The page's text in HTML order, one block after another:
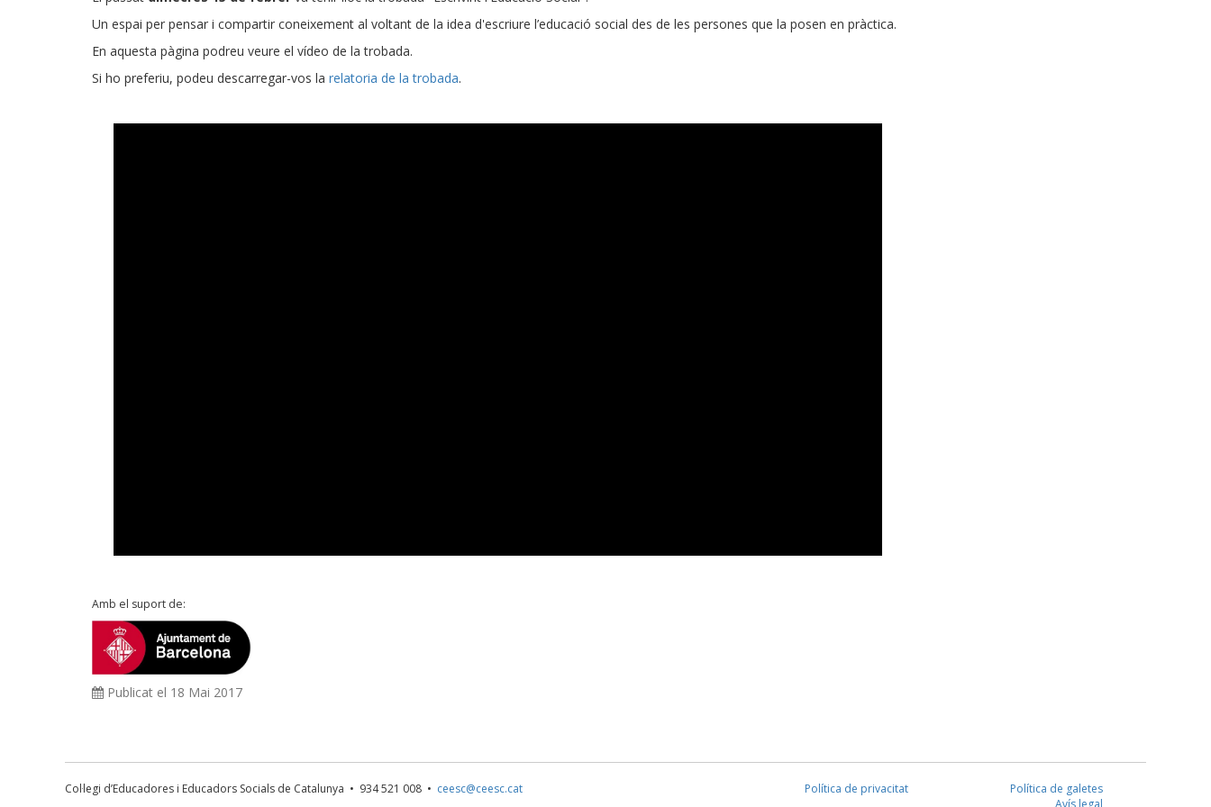
Un espai per pensar i compartir coneixement al voltant de la idea d'escriure l’educació social des de les persones que la posen en pràctica.
En aquesta pàgina podreu veure el vídeo de la trobada.
Si ho preferiu, podeu descarregar-vos la relatoria de la trobada.
Amb el suport de:
Publicat el 18 Mai 2017
Col·legi d’Educadores i Educadors Socials de Catalunya • 934 521 008 • ceesc@ceesc.cat Política de privacitat
Política de galetes
Avís legal